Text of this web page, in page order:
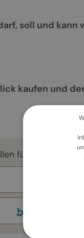
soll und kann
kaufen und
für 148,00 €